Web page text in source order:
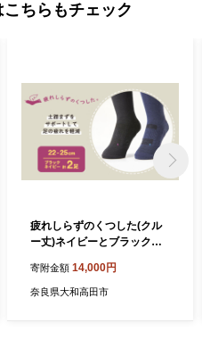
ちらもチェック
疲れしらずのくつした(クル
ー丈)ネイビーとブラックの2
1】
寄附金額 14,000円
奈良県大和高田市